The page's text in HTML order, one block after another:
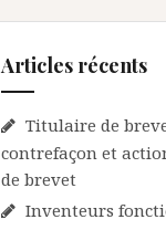
Articles récents
Titulaire de
contrefaçon et
de brevet
Inventeurs